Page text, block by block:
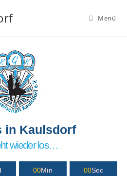
Menü
in Kaulsdorf
wieder los…
00Min 00Sec